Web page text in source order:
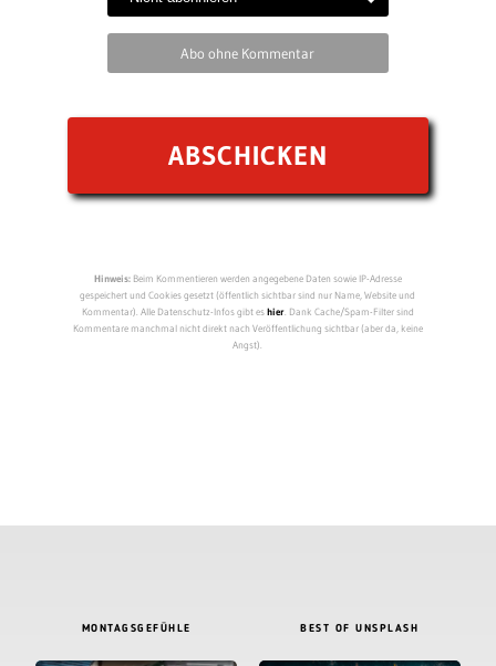
Abo ohne Kommentar
Hinweis:Beim Kommentieren werden angegebene Daten sowie IP-Adresse
gespeichert und Cookies gesetzt (öffentlich sichtbar sind nur Name, Website und
Kommentar). Alle Datenschutz-Infos gibt eshier. Dank Cache/Spam-Filter sind
Kommentare manchmal nicht direkt nach Veröffentlichung sichtbar (aber da, keine
Angst).
MONTAGSGEFÜHLE BEST OF UNSPLASH